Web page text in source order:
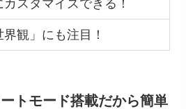
スタマイズできる！
界観」にも注目！
トモード搭載だから簡単